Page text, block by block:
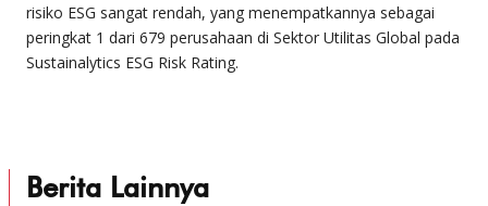
risiko ESG sangat rendah, yang menempatkannya sebagai
peringkat 1 dari 679 perusahaan di Sektor Utilitas Global pada
Sustainalytics ESG Risk Rating.
Berita Lainnya